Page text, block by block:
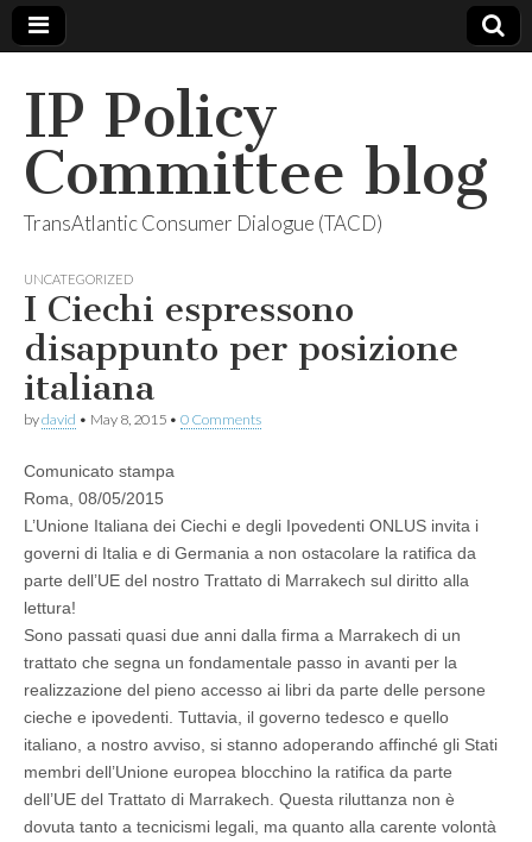
IP Policy
Committee blog
TransAtlantic Consumer Dialogue (TACD)
UNCATEGORIZED
I Ciechi espressono
disappunto per posizione
italiana
bydavid • May 8, 2015 • 0 Comments
Comunicato stampa
Roma, 08/05/2015
L’Unione Italiana dei Ciechi e degli Ipovedenti ONLUS invita i
governi di Italia e di Germania a non ostacolare la ratifica da
parte dell’UE del nostro Trattato di Marrakech sul diritto alla
lettura!
Sono passati quasi due anni dalla firma a Marrakech di un
trattato che segna un fondamentale passo in avanti per la
realizzazione del pieno accesso ai libri da parte delle persone
cieche e ipovedenti. Tuttavia, il governo tedesco e quello
italiano, a nostro avviso, si stanno adoperando affinché gli Stati
membri dell’Unione europea blocchino la ratifica da parte
dell’UE del Trattato di Marrakech. Questa riluttanza non è
dovuta tanto a tecnicismi legali, ma quanto alla carente volontà